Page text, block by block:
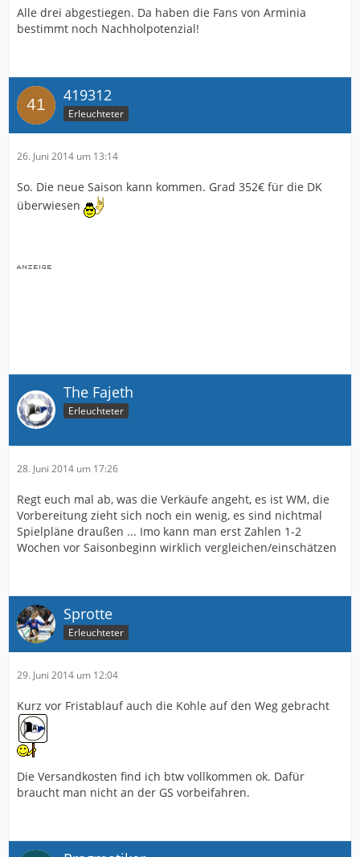
Alle drei abgestiegen. Da haben die Fans von Arminia
bestimmt noch Nachholpotenzial!
419312
Erleuchteter
26. Juni 2014 um 13:14
So. Die neue Saison kann kommen. Grad 352€ für die DK
überwiesen
The Fajeth
Erleuchteter
28. Juni 2014 um 17:26
Regt euch mal ab, was die Verkäufe angeht, es ist WM, die
Vorbereitung zieht sich noch ein wenig, es sind nichtmal
Spielpläne draußen ... Imo kann man erst Zahlen 1-2
Wochen vor Saisonbeginn wirklich vergleichen/einschätzen
Sprotte
Erleuchteter
29. Juni 2014 um 12:04
Kurz vor Fristablauf auch die Kohle auf den Weg gebracht
Die Versandkosten find ich btw vollkommen ok. Dafür
braucht man nicht an der GS vorbeifahren.